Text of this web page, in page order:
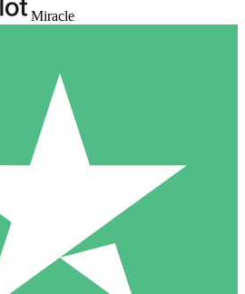
Miracle